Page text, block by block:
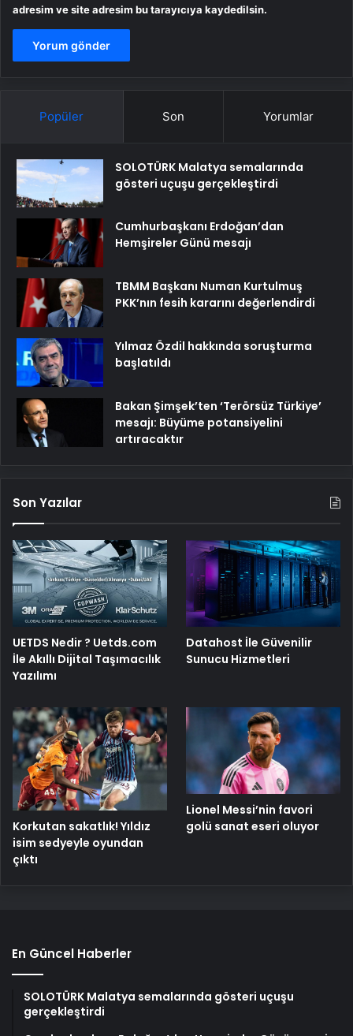
adresim ve site adresim bu tarayıcıya kaydedilsin.
Popüler Son Yorumlar
SOLOTÜRK Malatya semalarında
gösteri uçuşu gerçekleştirdi
Cumhurbaşkanı Erdoğan’dan
Hemşireler Günü mesajı
TBMM Başkanı Numan Kurtulmuş
PKK’nın fesih kararını değerlendirdi
Yılmaz Özdil hakkında soruşturma
başlatıldı
Bakan Şimşek’ten ‘Terörsüz Türkiye’
mesajı: Büyüme potansiyelini
artıracaktır
Son Yazılar
UETDS Nedir ? Uetds.com
İle Akıllı Dijital Taşımacılık
Yazılımı
Datahost İle Güvenilir
Sunucu Hizmetleri
Korkutan sakatlık! Yıldız
isim sedyeyle oyundan
çıktı
Lionel Messi’nin favori
golü sanat eseri oluyor
En Güncel Haberler
SOLOTÜRK Malatya semalarında gösteri uçuşu
gerçekleştirdi